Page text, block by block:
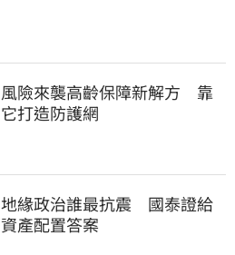
風險來襲高齡保障新解方　靠
它打造防護網
地緣政治誰最抗震　國泰證給
資產配置答案